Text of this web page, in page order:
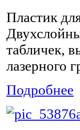
Пластик
табличек,
лазерного
Подробнее